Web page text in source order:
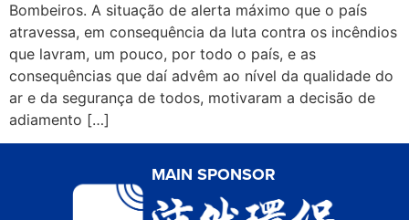
Bombeiros. A situação de alerta máximo que o país
atravessa, em consequência da luta contra os incêndios
que lavram, um pouco, por todo o país, e as
consequências que daí advêm ao nível da qualidade do
ar e da segurança de todos, motivaram a decisão de
adiamento […]
MAIN SPONSOR